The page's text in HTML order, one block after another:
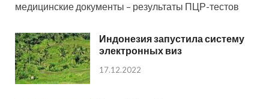
медицинские документы – результаты ПЦР-тестов
Индонезия запустила систему
электронных виз
17.12.2022